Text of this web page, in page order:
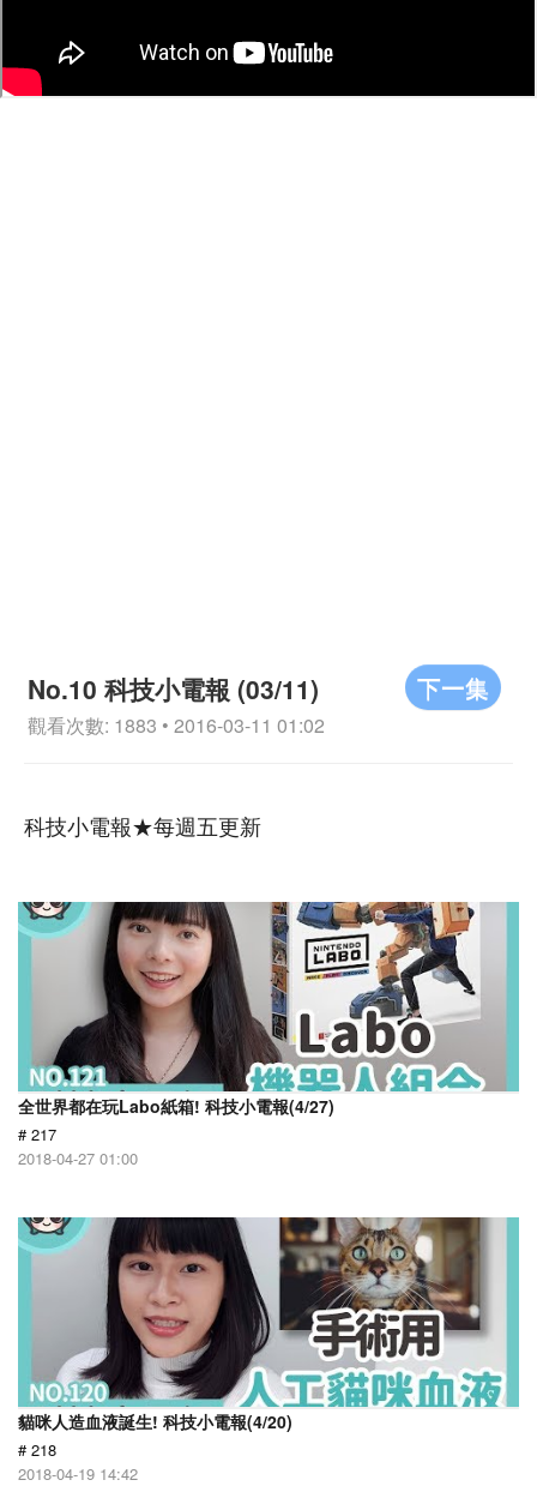
下一集
No.10 科技小電報 (03/11)
觀看次數: 1883 • 2016-03-11 01:02
科技小電報★每週五更新
全世界都在玩Labo紙箱! 科技小電報(4/27)
# 217
2018-04-27 01:00
貓咪人造血液誕生! 科技小電報(4/20)
# 218
2018-04-19 14:42